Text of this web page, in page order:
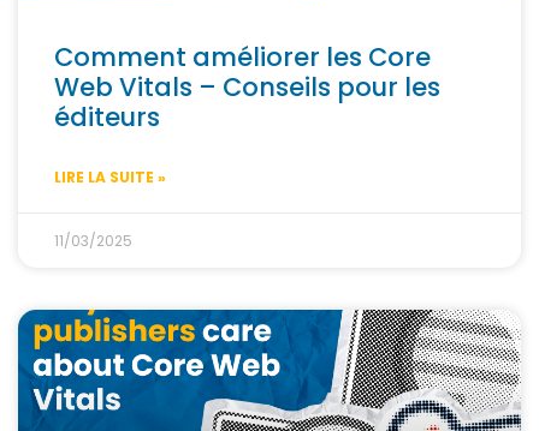
Comment améliorer les Core
Web Vitals – Conseils pour les
éditeurs
LIRE LA SUITE »
11/03/2025